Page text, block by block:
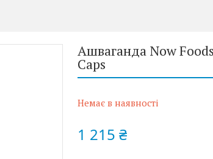
Ашваганда Now
Caps
Немає в наявності
1 215 ₴